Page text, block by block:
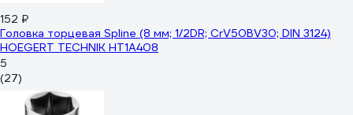
152 ₽
Головка торцевая Spline (8 мм; 1/2DR; CrV50BV30; DIN 3124)
HOEGERT TECHNIK HT1A408
5
(27)